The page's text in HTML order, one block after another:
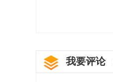
我要评论